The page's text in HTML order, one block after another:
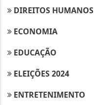
DIREITOS HUMANOS
ECONOMIA
EDUCAÇÃO
ELEIÇÕES 2024
ENTRETENIMENTO